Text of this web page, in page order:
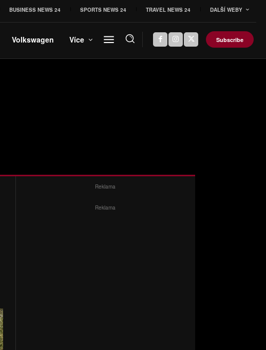
BUSINESS NEWS 24 SPORTS NEWS 24 TRAVEL NEWS 24 DALŠÍ WEBY
Volkswagen Více Subscribe
Reklama
Reklama